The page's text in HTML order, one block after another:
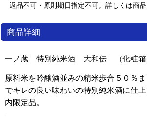
返品不可・原則期日指定不可。詳しくは商品
商品詳細
一ノ蔵 特別純米酒 大和伝 （化粧箱
原料米を吟醸酒並みの精米歩合５０％
でキレの良い味わいの特別純米酒に仕
内限定品。